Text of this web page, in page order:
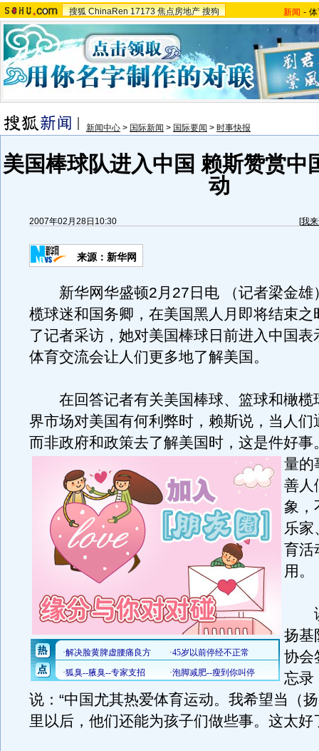
搜狐 ChinaRen 17173 焦点房地产 搜狗 新闻 -
新闻中心 > 国际新闻 > 国际要闻 > 时事快报
美国棒球队进入中国 赖斯赞赏中
动
2007年02月28日10:30 [我
来源：新华网
新华网华盛顿2月27日电 （记者梁金雄
榄球迷和国务卿，在美国黑人月即将结束之
了记者采访，她对美国棒球日前进入中国表
体育交流会让人们更多地了解美国。
在回答记者有关美国棒球、篮球和橄榄
界市场对美国有何利弊时，赖斯说，当人们
而非政府和政策去了解美国时，这是件好事
量的
善人
象，
乐家
育活
用。
谈
扬基
协会
忘录
说：“中国尤其热爱体育运动。我希望当（
里以后，他们还能为孩子们做些事。这太好